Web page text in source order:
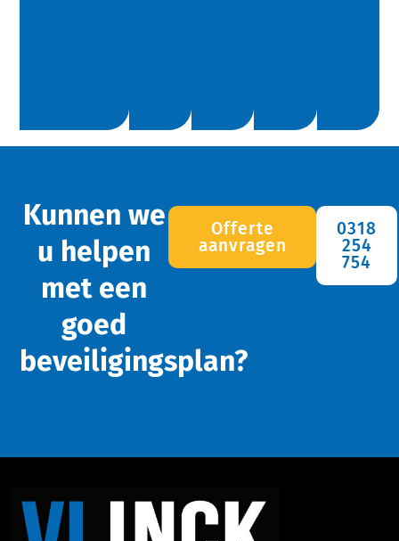
Kunnen we
u helpen
met een
goed
beveiligingsplan?
Offerte
aanvragen
0318
254
754